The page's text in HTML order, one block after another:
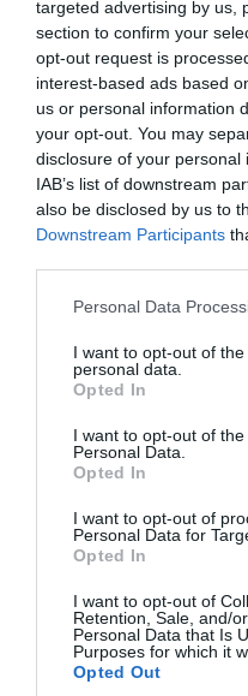
targeted advertising by us,
section to confirm your
opt-out request is
interest-based ads based
us or personal information
your opt-out. You may
disclosure of your
IAB’s list of downstream
also be disclosed by us to
Downstream Participants
Please note that this
not limited to your visit or
grant or deny consent to
use your data for below
consent section.
Personal Data
I want to opt-out of
personal data.
Opted In
I want to opt-out of
Personal Data.
Opted In
I want to opt-out of
Personal Data for
Opted In
I want to opt-out of
Retention, Sale, and/
Personal Data that Is
Purposes for which it
Opted Out
06.08.2026 | 14:02
«Επιχείρηση
αντικείμενα από